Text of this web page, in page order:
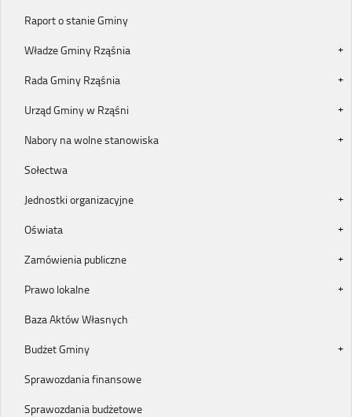
Raport o stanie Gminy
Władze Gminy Rząśnia
Rada Gminy Rząśnia
Urząd Gminy w Rząśni
Nabory na wolne stanowiska
Sołectwa
Jednostki organizacyjne
Oświata
Zamówienia publiczne
Prawo lokalne
Baza Aktów Własnych
Budżet Gminy
Sprawozdania finansowe
Sprawozdania budżetowe